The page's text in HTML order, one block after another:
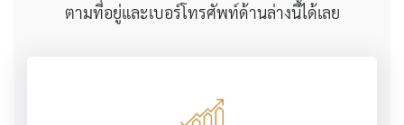
ตามที่อยู่และเบอร์โทรศัพท์ด้านล่างนี้ได้เลย